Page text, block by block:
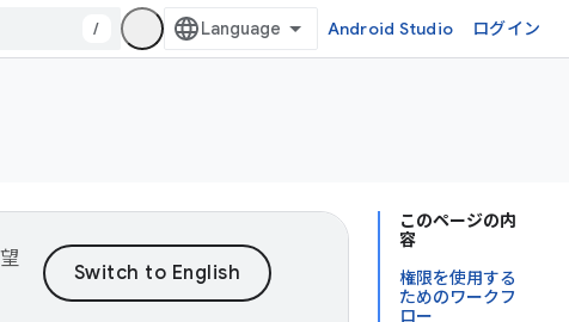
/ Android Studio ログイン
このページの内
容
権限を使用する
ためのワークフ
ロー